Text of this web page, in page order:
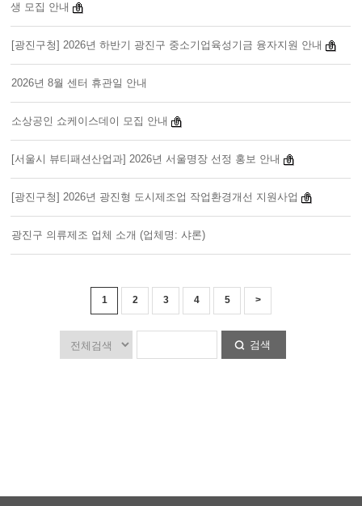
생 모집 안내
[광진구청] 2026년 하반기 광진구 중소기업육성기금 융자지원 안내
2026년 8월 센터 휴관일 안내
소상공인 쇼케이스데이 모집 안내
[서울시 뷰티패션산업과] 2026년 서울명장 선정 홍보 안내
[광진구청] 2026년 광진형 도시제조업 작업환경개선 지원사업
광진구 의류제조 업체 소개 (업체명: 샤론)
1 2 3 4 5 >
검색